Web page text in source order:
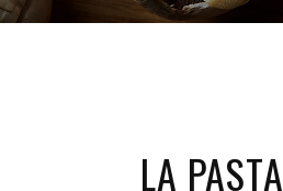
LA PASTA